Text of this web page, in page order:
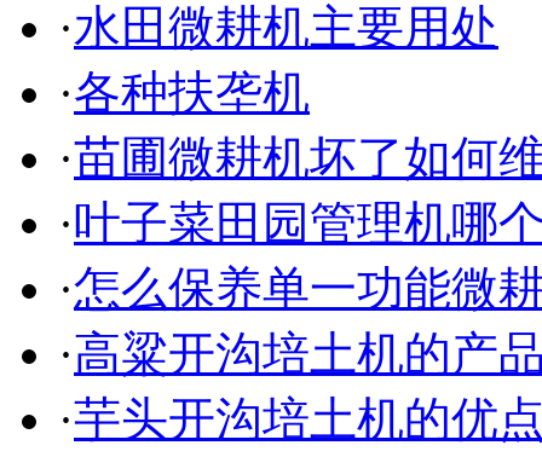
·水田微耕机主要用处
·各种扶垄机
·苗圃微耕机坏了如何
·叶子菜田园管理机哪
·怎么保养单一功能微
·高粱开沟培土机的产
·芋头开沟培土机的优